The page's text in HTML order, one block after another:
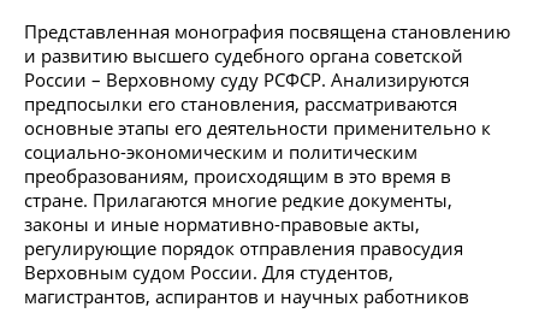
Представленная монография посвящена становлению
и развитию высшего судебного органа советской
России – Верховному суду РСФСР. Анализируются
предпосылки его становления, рассматриваются
основные этапы его деятельности применительно к
социально-экономическим и политическим
преобразованиям, происходящим в это время в
стране. Прилагаются многие редкие документы,
законы и иные нормативно-правовые акты,
регулирующие порядок отправления правосудия
Верховным судом России. Для студентов,
магистрантов, аспирантов и научных работников